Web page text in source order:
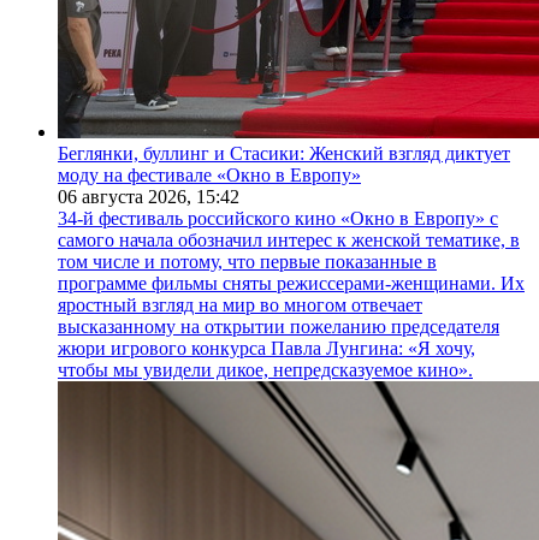
Беглянки, буллинг и Стасики: Женский взгляд диктует
моду на фестивале «Окно в Европу»
06 августа 2026, 15:42
34-й фестиваль российского кино «Окно в Европу» с
самого начала обозначил интерес к женской тематике, в
том числе и потому, что первые показанные в
программе фильмы сняты режиссерами-женщинами. Их
яростный взгляд на мир во многом отвечает
высказанному на открытии пожеланию председателя
жюри игрового конкурса Павла Лунгина: «Я хочу,
чтобы мы увидели дикое, непредсказуемое кино».